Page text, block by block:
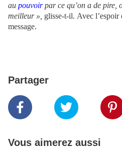
au pouvoirpar ce qu’on a de pire,
meilleur », glisse-t-il. Avec
message.
Partager
Vous aimerez aussi